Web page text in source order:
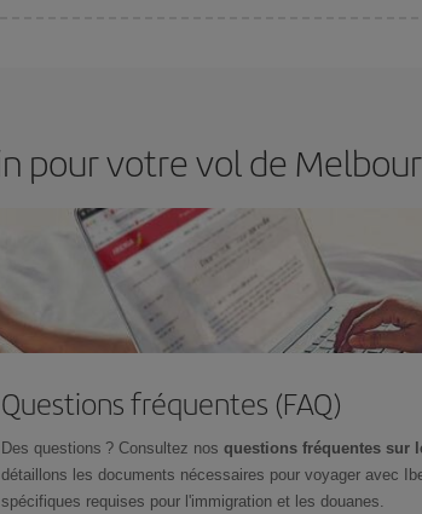
pour votre vol de
Questions fréquentes (FAQ)
Des questions ? Consultez nos questions fréquentes sur
détaillons les documents nécessaires pour voyager avec
spécifiques requises pour l'immigration et les douanes.